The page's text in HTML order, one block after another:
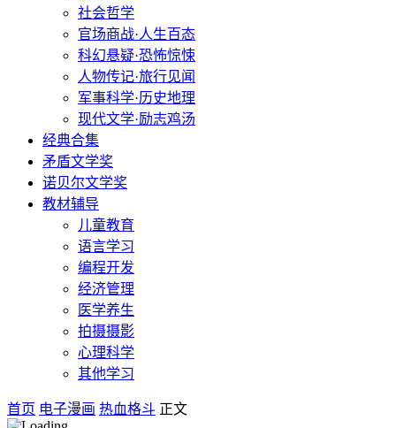
社会哲学
官场商战·人生百态
科幻悬疑·恐怖惊悚
人物传记·旅行见闻
军事科学·历史地理
现代文学·励志鸡汤
经典合集
矛盾文学奖
诺贝尔文学奖
教材辅导
儿童教育
语言学习
编程开发
经济管理
医学养生
拍摄摄影
心理科学
其他学习
首页 电子漫画 热血格斗 正文